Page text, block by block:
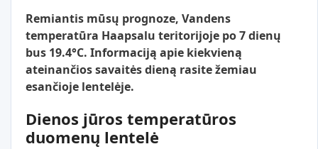
Remiantis mūsų prognoze, Vandens
temperatūra Haapsalu teritorijoje po 7 dienų
bus 19.4°C. Informaciją apie kiekvieną
ateinančios savaitės dieną rasite žemiau
esančioje lentelėje.
Dienos jūros temperatūros
duomenų lentelė